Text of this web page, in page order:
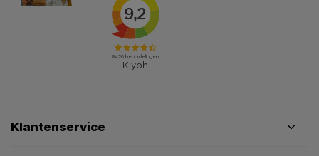
Klantenservice